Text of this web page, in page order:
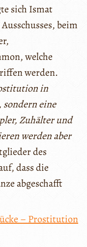
sich Ismat
beim
welche
werden.
in
sondern eine
Zuhälter und
werden aber
des
dass die
abgeschafft
– Prostitution